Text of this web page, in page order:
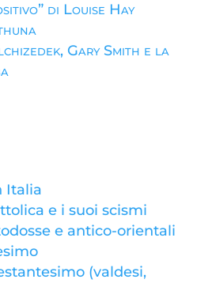
di Louise Hay
Gary Smith e la
Italia
e i suoi scismi
e antico-orientali
(valdesi,